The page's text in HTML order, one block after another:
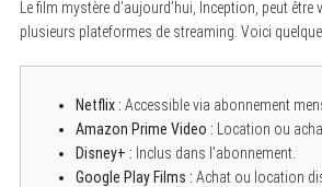
Le film mystère d’aujourd’hui, Inception, peut
plusieurs plateformes de streaming. Voici
Netflix : Accessible via abonnement
Amazon Prime Video : Location ou
Disney+ : Inclus dans l’abonnement.
Google Play Films : Achat ou location